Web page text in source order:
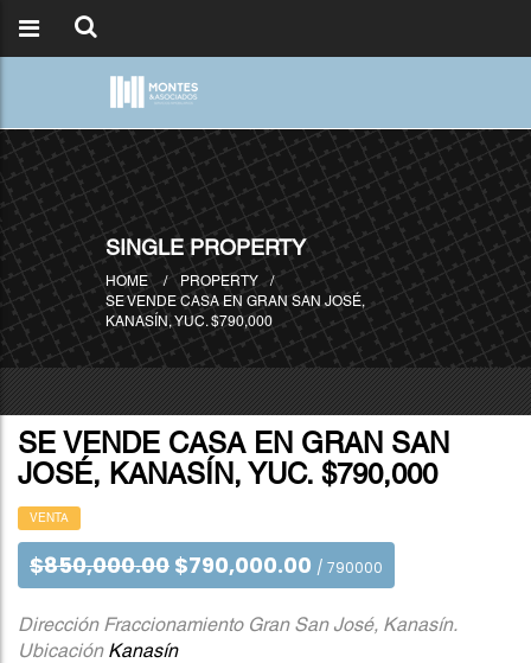
SINGLE PROPERTY
HOME
PROPERTY
SE VENDE CASA EN GRAN SAN JOSÉ,
KANASÍN, YUC. $790,000
SE VENDE CASA EN GRAN SAN
JOSÉ, KANASÍN, YUC. $790,000
VENTA
$850,000.00 $790,000.00 / 790000
Dirección Fraccionamiento Gran San José, Kanasín.
Ubicación Kanasín